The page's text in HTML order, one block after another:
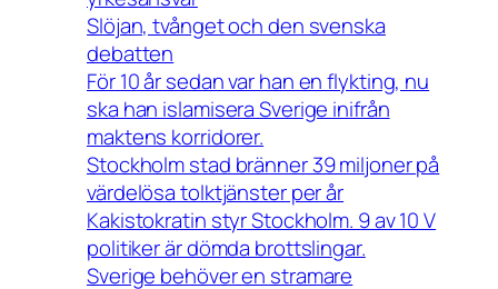
Slöjan, tvånget och den svenska
debatten
För 10 år sedan var han en flykting, nu
ska han islamisera Sverige inifrån
maktens korridorer.
Stockholm stad bränner 39 miljoner på
värdelösa tolktjänster per år
Kakistokratin styr Stockholm. 9 av 10 V
politiker är dömda brottslingar.
Sverige behöver en stramare